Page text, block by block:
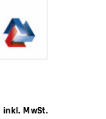
inkl. MwSt.